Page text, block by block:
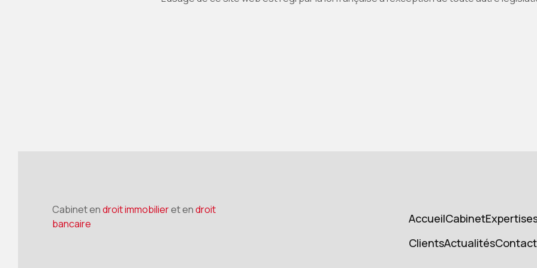
Cabinet endroit immobilieret endroit
bancaire
AccueilCabinet
ClientsActualitésContact